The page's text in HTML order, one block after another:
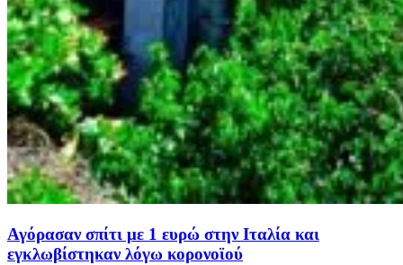
Αγόρασαν σπίτι με 1 ευρώ στην Ιταλία και
εγκλωβίστηκαν λόγω κορονοϊού